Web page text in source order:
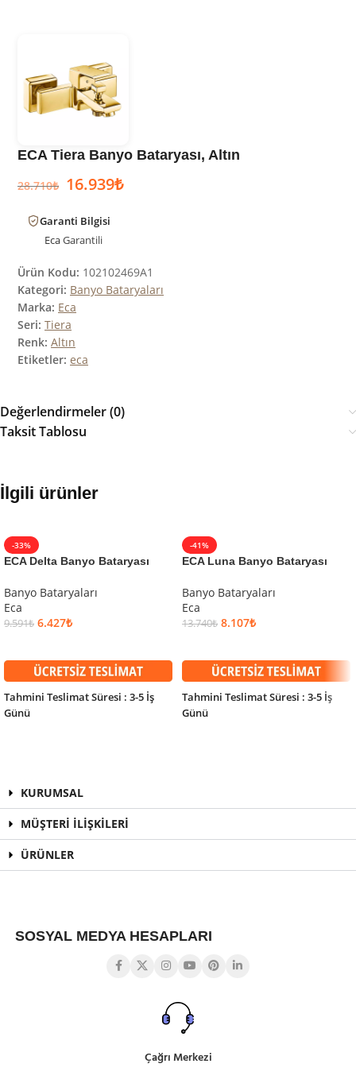
ECA Tiera Banyo Bataryası, Altın
28.710₺ 16.939₺
Garanti Bilgisi
EcaGarantili
Ürün Kodu: 102102469A1
Kategori: Banyo Bataryaları
Marka: Eca
Seri: Tiera
Renk: Altın
Etiketler: eca
Değerlendirmeler (0)
Taksit Tablosu
İlgili ürünler
-33%
ECA Delta Banyo Bataryası
Banyo Bataryaları
Eca
9.591₺ 6.427₺
Tahmini Teslimat Süresi : 3-5 İş
Günü
-41%
ECA Luna Banyo Bataryası
Banyo Bataryaları
Eca
13.740₺ 8.107₺
Tahmini Teslimat Süresi : 3-5 İş
Günü
KURUMSAL
MÜŞTERİ İLİŞKİLERİ
ÜRÜNLER
SOSYAL MEDYA HESAPLARI
Çağrı Merkezi